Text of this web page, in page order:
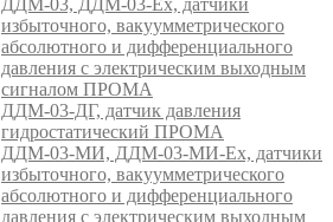
ДДМ-03, ДДМ-03-Ех, датчики
избыточного, вакуумметрического
абсолютного и дифференциального
давления с электрическим выходным
сигналом ПРОМА
ДДМ-03-ДГ, датчик давления
гидростатический ПРОМА
ДДМ-03-МИ, ДДМ-03-МИ-Ех, датчики
избыточного, вакуумметрического
абсолютного и дифференциального
давления с электрическим выходным